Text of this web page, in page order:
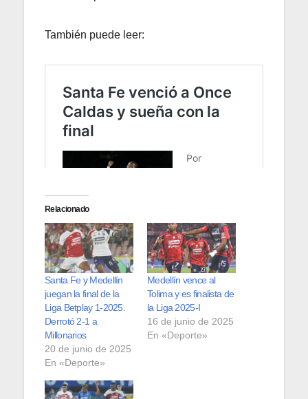
También puede leer:
Relacionado
Santa Fe y Medellín
juegan la final de la
Liga Betplay 1-2025.
Derrotó 2-1 a
Millonarios
20 de junio de 2025
En «Deporte»
Medellín vence al
Tolima y es finalista de
la Liga 2025-I
16 de junio de 2025
En «Deporte»